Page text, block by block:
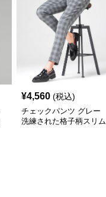
¥4,560 (税込)
チェックパンツ グレー
洗練された格子柄スリム